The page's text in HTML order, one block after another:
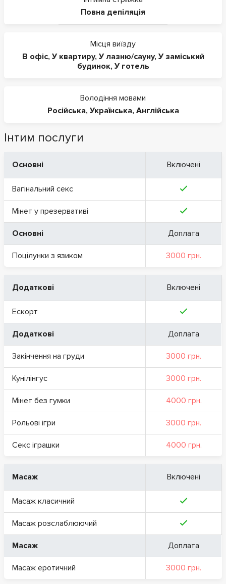
Повна депіляція
Місця виїзду
В офіс, У квартиру, У лазню/сауну, У заміський
будинок, У готель
Володіння мовами
Російська, Українська, Англійська
Інтим послуги
Основні Включені
Вагінальний секс
Мінет у презервативі
Основні Доплата
Поцілунки з язиком 3000 грн.
Додаткові Включені
Ескорт
Додаткові Доплата
Закінчення на груди 3000 грн.
Кунілінгус 3000 грн.
Мінет без гумки 4000 грн.
Рольові ігри 3000 грн.
Секс іграшки 4000 грн.
Масаж Включені
Масаж класичний
Масаж розслаблюючий
Масаж Доплата
Масаж еротичний 3000 грн.